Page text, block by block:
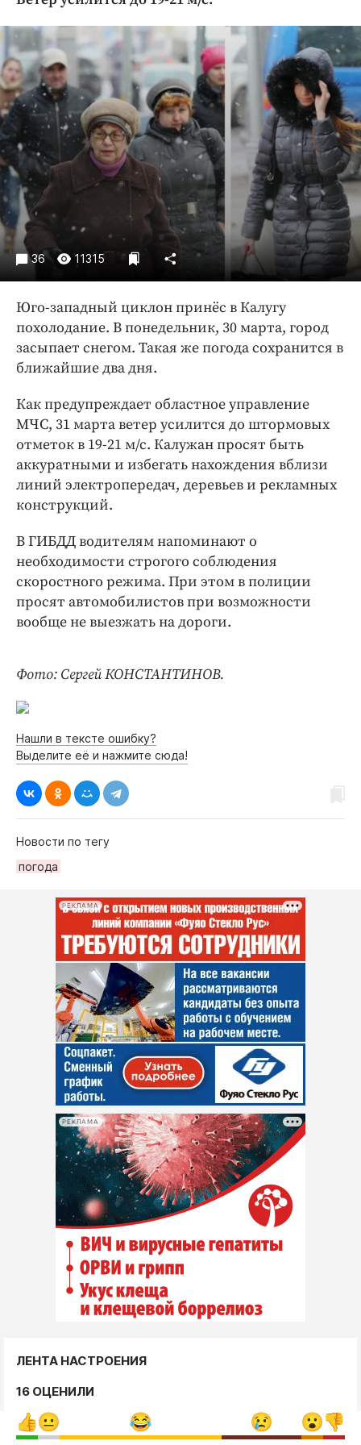
Криминал
Культура
Недвижимость и ЖКХ
Образование
Общество
Погода
Праздники
Происшествия
Экономика и бизнес
ПРОЕКТЫ
Издания
Медиаперсона
Интересное чтиво
Бренд года
Работодатель года
36 11315
Юго-западный циклон принёс в Калугу
похолодание. В понедельник, 30 марта, город
засыпает снегом. Такая же погода сохранится в
ближайшие два дня.
Как предупреждает областное управление
МЧС, 31 марта ветер усилится до штормовых
отметок в 19-21 м/с. Калужан просят быть
аккуратными и избегать нахождения вблизи
линий электропередач, деревьев и рекламных
конструкций.
В ГИБДД водителям напоминают о
необходимости строгого соблюдения
скоростного режима. При этом в полиции
просят автомобилистов при возможности
вообще не выезжать на дороги.
Фото: Сергей КОНСТАНТИНОВ.
Нашли в тексте ошибку?
Выделите её и нажмите сюда!
Новости по тегу
погода
РЕКЛАМА
РЕКЛАМА
ЛЕНТА НАСТРОЕНИЯ
16 ОЦЕНИЛИ